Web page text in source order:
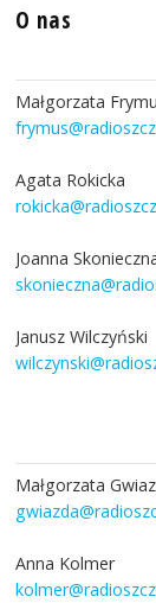
O nas
Małgorzata
Agata Rokicka
Joanna
Janusz Wilczyński
Małgorzata
Anna Kolmer